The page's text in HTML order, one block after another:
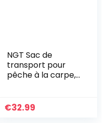
NGT Sac de
transport pour
pêche à la carpe,
€32.99